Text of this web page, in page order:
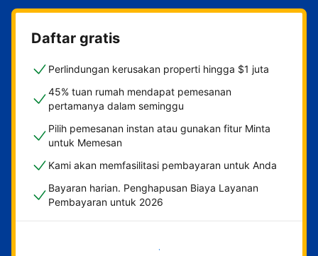
Daftar gratis
Perlindungan kerusakan properti hingga $1 juta
45% tuan rumah mendapat pemesanan
pertamanya dalam seminggu
Pilih pemesanan instan atau gunakan fitur Minta
untuk Memesan
Kami akan memfasilitasi pembayaran untuk Anda
Bayaran harian. Penghapusan Biaya Layanan
Pembayaran untuk 2026
Mulai sekarang